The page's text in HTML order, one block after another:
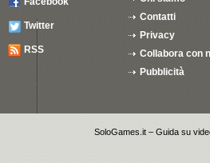
Twitter
RSS
Contatti
Privacy
Collabora con
Pubblicità
SoloGames.it – Guida su